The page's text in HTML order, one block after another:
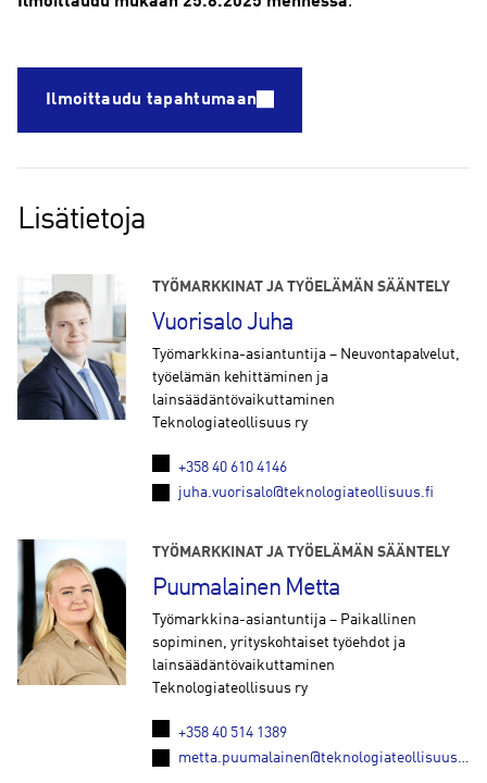
Ilmoittaudu tapahtumaan
Lisätietoja
TYÖMARKKINAT JA TYÖELÄMÄN SÄÄNTELY
Vuorisalo Juha
Työmarkkina-asiantuntija – Neuvontapalvelut,
työelämän kehittäminen ja
lainsäädäntövaikuttaminen
Teknologiateollisuus ry
+358 40 610 4146
juha.vuorisalo@teknologiateollisuus.fi
TYÖMARKKINAT JA TYÖELÄMÄN SÄÄNTELY
Puumalainen Metta
Työmarkkina-asiantuntija – Paikallinen
sopiminen, yrityskohtaiset työehdot ja
lainsäädäntövaikuttaminen
Teknologiateollisuus ry
+358 40 514 1389
metta.puumalainen@teknologiateollisuus.fi